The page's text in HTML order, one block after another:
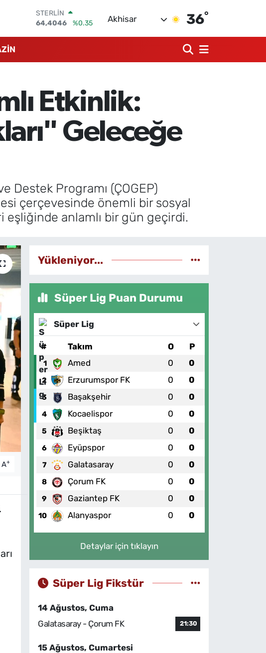
STERLİN
64,4046
%0.35
13.773
%-19
DOLAR
47,7106
%0.17
EURO
55,1652
%0.27
Akhisar 36°
Etkinlik:
Geleceğe
Destek Programı (ÇOGEP)
çerçevesinde önemli bir sosyal
eşliğinde anlamlı bir gün geçirdi.
A+
Yükleniyor...
Süper Lig Puan Durumu
Süper Lig
# Takım O P
1 Amed 0 0
2 Erzurumspor FK 0 0
3 Başakşehir 0 0
4 Kocaelispor 0 0
5 Beşiktaş 0 0
6 Eyüpspor 0 0
7 Galatasaray 0 0
8 Çorum FK 0 0
9 Gaziantep FK 0 0
10 Alanyaspor 0 0
Detaylar için tıklayın
Süper Lig Fikstür
14 Ağustos, Cuma
Galatasaray - Çorum FK
21:30
15 Ağustos, Cumartesi